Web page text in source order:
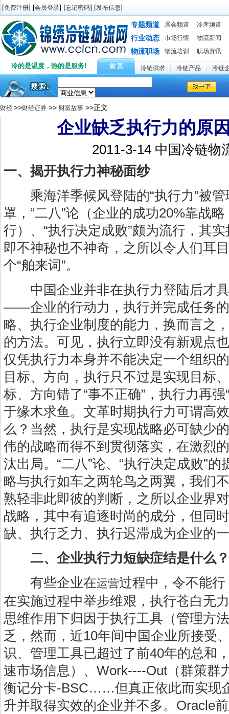
[免费注册] [会员登录] [忘记密码] [发布信息]
专题频道 展会频道 冷库频道
行业动态 市场行情 物流新闻
物流职场 物流培训 职场资讯
冷的是温度，热的是服务! 首 页 冷链供求 冷链产品 冷链
财经 >>财经证券 >> 财富故事 >>正文
企业缺乏执行力的原
2011-3-14 中国冷链物
一、揭开执行力神秘面纱
乘海洋季候风登陆的“执行力”被管
罩，“二八”论（企业的成功20%靠战
行）、“执行决定成败”颇为流行，其
即不神秘也不神奇，之所以令人们耳
个“舶来词”。
中国企业并非在执行力登陆后才具
——企业的行动力，执行并完成任务
略、执行企业制度的能力，换而言之
的方法。可见，执行立即没有新观点
仅凭执行力本身并不能决定一个组织
目标、方向，执行只不过是实现目标
标、方向错了“事不正确”，执行力再强
于缘木求鱼。文革时期执行力可谓高
么？当然，执行是实现战略必可缺少
伟的战略而得不到贯彻落实，在激烈
汰出局。“二八”论、“执行决定成败”
略与执行如车之两轮鸟之两翼，我们
熟轻非此即彼的判断，之所以企业界
战略，其中有追逐时尚的成分，但同
缺、执行乏力、执行迟滞成为企业的
二、企业执行力短缺症结是什么？
有些企业在运营过程中，令不能
在实施过程中举步维艰，执行苍白无
思维作用下归因于执行工具（管理方
乏，然而，近10年间中国企业所接受
识、管理工具已超过了前40年的总和
速市场信息）、Work----Out（群策群
衡记分卡-BSC……但真正依此而实现
升并取得实效的企业并不多。Oracle